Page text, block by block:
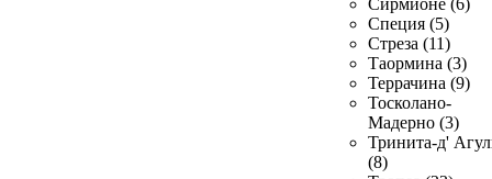
Сирмионе (6)
Специя (5)
Стреза (11)
Таормина (3)
Террачина (9)
Тосколано-
Мадерно (3)
Тринита-д'
(8)